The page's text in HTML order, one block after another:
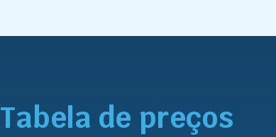
Tabela de preços